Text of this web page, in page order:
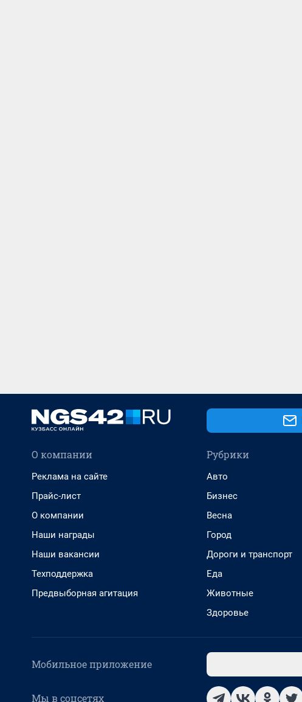
О компании
Реклама на сайте
Прайс-лист
О компании
Наши награды
Наши вакансии
Техподдержка
Предвыборная агитация
Рубрики
Авто
Бизнес
Весна
Город
Дороги и транспорт
Еда
Животные
Здоровье
Мобильное приложение
Мы в соцсетях